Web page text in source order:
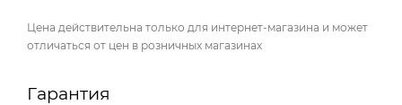
Цена действительна только для интернет-магазина и может
отличаться от цен в розничных магазинах
Гарантия